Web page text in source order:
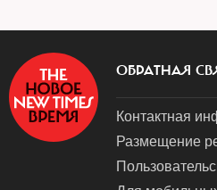
ОБРАТНАЯ
Контактная
Размещение